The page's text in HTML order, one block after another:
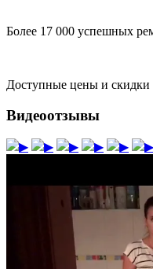
Более 17 000 успешных
Доступные цены и скидки
Видеоотзывы
▶ ▶ ▶ ▶ ▶ ▶